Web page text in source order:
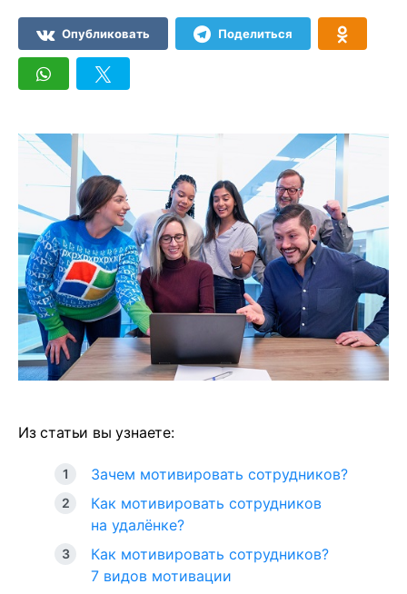
Опубликовать Поделиться
Из статьи вы узнаете:
Зачем мотивировать сотрудников?
Как мотивировать сотрудников
на удалёнке?
Как мотивировать сотрудников?
7 видов мотивации